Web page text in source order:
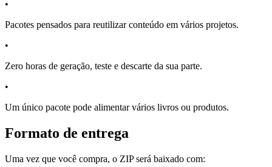
•
Pacotes pensados para reutilizar conteúdo em vários projetos.
•
Zero horas de geração, teste e descarte da sua parte.
•
Um único pacote pode alimentar vários livros ou produtos.
Formato de entrega
Uma vez que você compra, o ZIP será baixado com: